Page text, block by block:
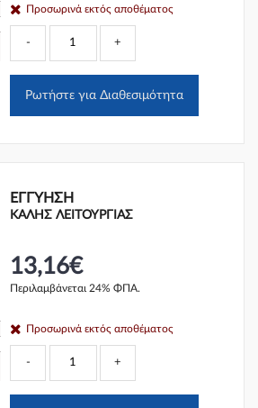
Προσωρινά εκτός αποθέματος
- +
Ρωτήστε για Διαθεσιμότητα
ΕΓΓΎΗΣΗ
ΚΑΛΗΣ ΛΕΙΤΟΥΡΓΙΑΣ
13,16€
Περιλαμβάνεται 24% ΦΠΑ.
Προσωρινά εκτός αποθέματος
- +